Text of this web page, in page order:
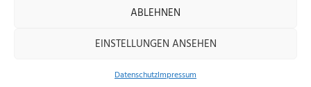
ABLEHNEN
EINSTELLUNGEN ANSEHEN
DatenschutzImpressum
Artikel abweichen. Maßgeblich für den Lieferumfang ist die Artikelbeschreibung.
Alle Preise inkl. der gesetzlichen MwSt.